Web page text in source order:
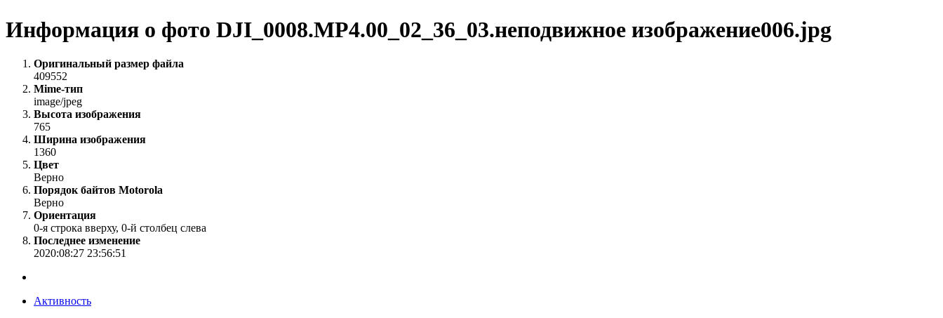
Информация о фото DJI_0008.MP4.00_02_36_03.неподвижное изображение006.jpg
Оригинальный размер файла
409552
Mime-тип
image/jpeg
Высота изображения
765
Ширина изображения
1360
Цвет
Верно
Порядок байтов Motorola
Верно
Ориентация
0-я строка вверху, 0-й столбец слева
Последнее изменение
2020:08:27 23:56:51
Активность